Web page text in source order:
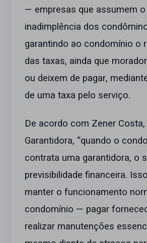
— empresas que assumem
inadimplência dos
garantindo ao condomínio o
das taxas, ainda que
ou deixem de pagar,
de uma taxa pelo serviço.
De acordo com Zener
Garantidora, “quando o
contrata uma garantidora, o
previsibilidade financeira.
manter o funcionamento
condomínio — pagar
realizar manutenções